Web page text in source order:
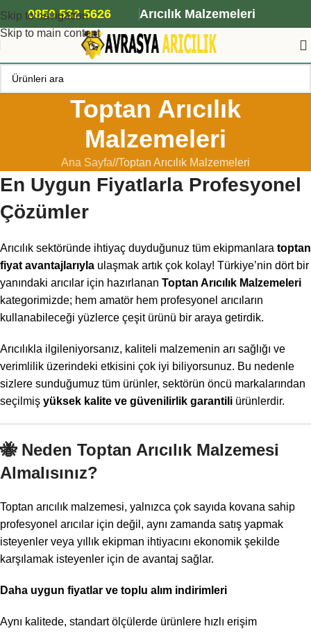
Skip to navigation
Skip to main content
ANA ARI SİPARİŞİ İÇİN TIKLAYIN
0850 532 5626 Arıcılık Malzemeleri
Toptan Arıcılık
Malzemeleri
Ana Sayfa/ Toptan Arıcılık Malzemeleri
En Uygun Fiyatlarla Profesyonel
Çözümler
Arıcılık sektöründe ihtiyaç duyduğunuz tüm ekipmanlara toptan
fiyat avantajlarıyla ulaşmak artık çok kolay! Türkiye’nin dört bir
yanındaki arıcılar için hazırlanan Toptan Arıcılık Malzemeleri
kategorimizde; hem amatör hem profesyonel arıcıların
kullanabileceği yüzlerce çeşit ürünü bir araya getirdik.
Arıcılıkla ilgileniyorsanız, kaliteli malzemenin arı sağlığı ve
verimlilik üzerindeki etkisini çok iyi biliyorsunuz. Bu nedenle
sizlere sunduğumuz tüm ürünler, sektörün öncü markalarından
seçilmiş yüksek kalite ve güvenilirlik garantili ürünlerdir.
🐝 Neden Toptan Arıcılık Malzemesi
Almalısınız?
Toptan arıcılık malzemesi, yalnızca çok sayıda kovana sahip
profesyonel arıcılar için değil, aynı zamanda satış yapmak
isteyenler veya yıllık ekipman ihtiyacını ekonomik şekilde
karşılamak isteyenler için de avantaj sağlar.
Daha uygun fiyatlar ve toplu alım indirimleri
Aynı kalitede, standart ölçülerde ürünlere hızlı erişim